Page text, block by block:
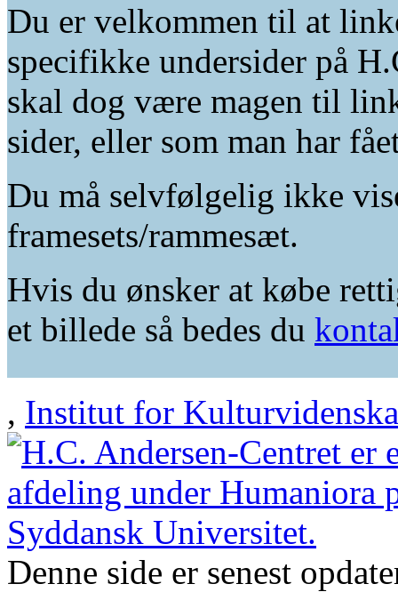
Du er velkommen til at
specifikke undersider på
skal dog være magen til
sider, eller som man har
Du må selvfølgelig ikke
framesets/rammesæt.
Hvis du ønsker at købe
et billede så bedes du
, Institut for
Denne side er senest